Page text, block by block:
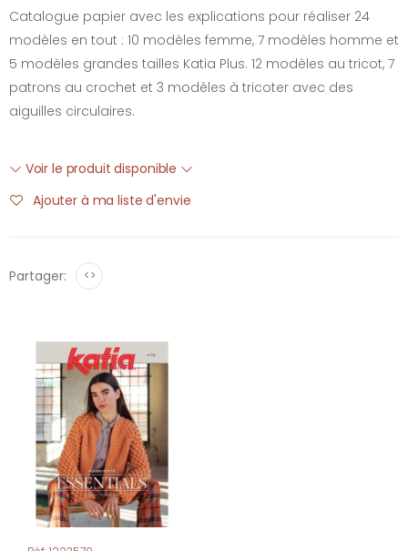
Catalogue papier avec les explications pour réaliser 24
modèles en tout : 10 modèles femme, 7 modèles homme et
5 modèles grandes tailles Katia Plus. 12 modèles au tricot, 7
patrons au crochet et 3 modèles à tricoter avec des
aiguilles circulaires.
Voir le produit disponible
Ajouter à ma liste d'envie
Partager: <>